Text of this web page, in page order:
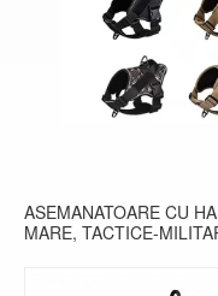
ASEMANATOARE CU
MARE, TACTICE-